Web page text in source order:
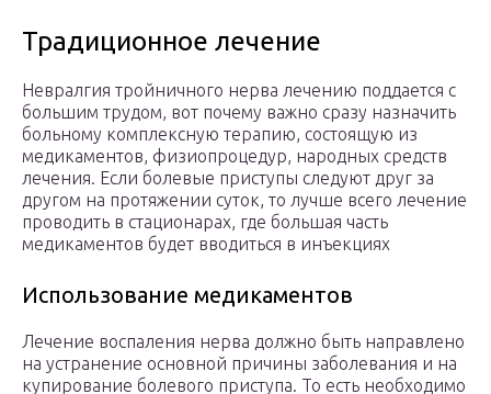
Традиционное лечение
Невралгия тройничного нерва лечению поддается с
большим трудом, вот почему важно сразу назначить
больному комплексную терапию, состоящую из
медикаментов, физиопроцедур, народных средств
лечения. Если болевые приступы следуют друг за
другом на протяжении суток, то лучше всего лечение
проводить в стационарах, где большая часть
медикаментов будет вводиться в инъекциях
Использование медикаментов
Лечение воспаления нерва должно быть направлено
на устранение основной причины заболевания и на
купирование болевого приступа. То есть необходимо